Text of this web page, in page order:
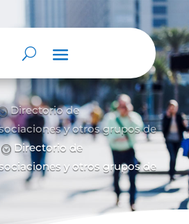
Directorio de
y otros grupos de
Directorio de
y otros grupos de